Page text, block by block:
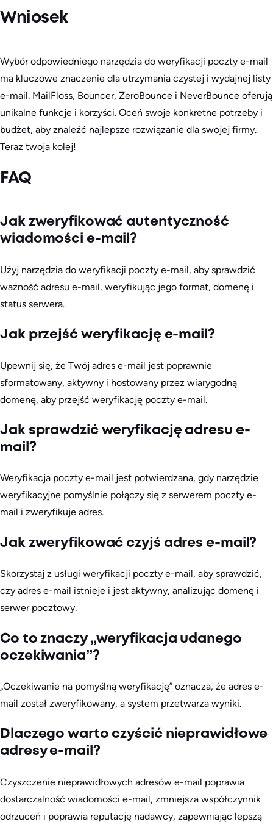
Wniosek
Wybór odpowiedniego narzędzia do weryfikacji poczty e-mail
ma kluczowe znaczenie dla utrzymania czystej i wydajnej listy
e-mail. MailFloss, Bouncer, ZeroBounce i NeverBounce oferują
unikalne funkcje i korzyści. Oceń swoje konkretne potrzeby i
budżet, aby znaleźć najlepsze rozwiązanie dla swojej firmy.
Teraz twoja kolej!
FAQ
Jak zweryfikować autentyczność
wiadomości e-mail?
Użyj narzędzia do weryfikacji poczty e-mail, aby sprawdzić
ważność adresu e-mail, weryfikując jego format, domenę i
status serwera.
Jak przejść weryfikację e-mail?
Upewnij się, że Twój adres e-mail jest poprawnie
sformatowany, aktywny i hostowany przez wiarygodną
domenę, aby przejść weryfikację poczty e-mail.
Jak sprawdzić weryfikację adresu e-
mail?
Weryfikacja poczty e-mail jest potwierdzana, gdy narzędzie
weryfikacyjne pomyślnie połączy się z serwerem poczty e-
mail i zweryfikuje adres.
Jak zweryfikować czyjś adres e-mail?
Skorzystaj z usługi weryfikacji poczty e-mail, aby sprawdzić,
czy adres e-mail istnieje i jest aktywny, analizując domenę i
serwer pocztowy.
Co to znaczy „weryfikacja udanego
oczekiwania”?
„Oczekiwanie na pomyślną weryfikację” oznacza, że adres e-
mail został zweryfikowany, a system przetwarza wyniki.
Dlaczego warto czyścić nieprawidłowe
adresy e-mail?
Czyszczenie nieprawidłowych adresów e-mail poprawia
dostarczalność wiadomości e-mail, zmniejsza współczynnik
odrzuceń i poprawia reputację nadawcy, zapewniając lepszą